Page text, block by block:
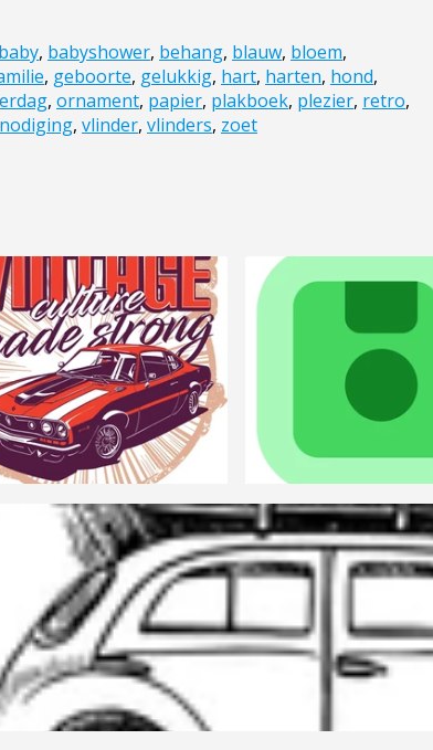
baby, babyshower, behang, blauw, bloem,
, geboorte, gelukkig, hart, harten, hond,
, ornament, papier, plakboek, plezier, retro,
, vlinder, vlinders, zoet